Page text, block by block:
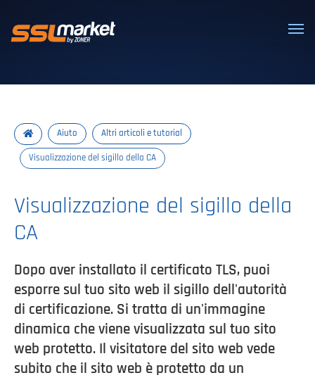
Aiuto Altri articoli e tutorial
Visualizzazione del sigillo della CA
Visualizzazione del sigillo della
CA
Dopo aver installato il certificato TLS, puoi
esporre sul tuo sito web il sigillo dell'autorità
di certificazione. Si tratta di un'immagine
dinamica che viene visualizzata sul tuo sito
web protetto. Il visitatore del sito web vede
subito che il sito web è protetto da un